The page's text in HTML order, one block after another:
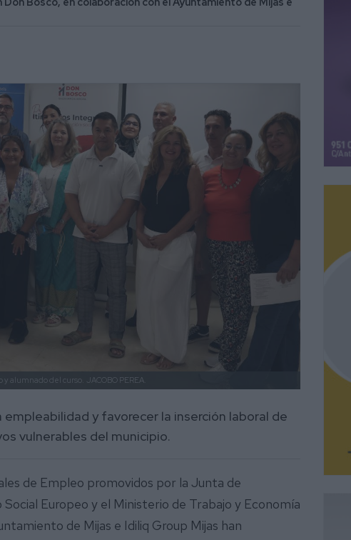
alumnado del curso. JACOBO PEREA.
y favorecer la inserción laboral de
vulnerables del municipio.
de Empleo promovidos por la Junta de
Europeo y el Ministerio de Trabajo y Economía
de Mijas e Idiliq Group Mijas han